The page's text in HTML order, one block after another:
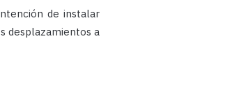
de instalar
desplazamientos a